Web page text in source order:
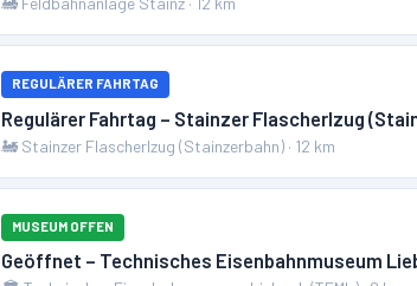
REGULÄRER FAHRTAG
Regulärer Fahrtag – Stainzer Flascherlzug
🚂 Stainzer Flascherlzug (Stainzerbahn) · 12 km
MUSEUM OFFEN
Geöffnet – Technisches Eisenbahnmuseum